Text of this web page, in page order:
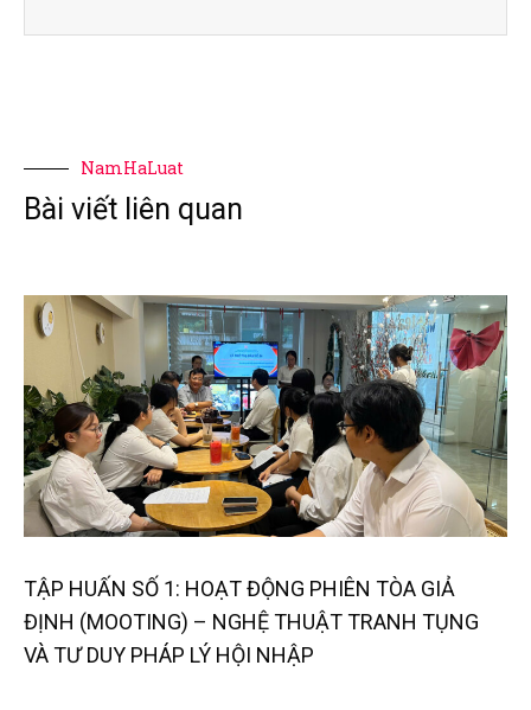
NamHaLuat
Bài viết liên quan
TẬP HUẤN SỐ 1: HOẠT ĐỘNG PHIÊN TÒA GIẢ
ĐỊNH (MOOTING) – NGHỆ THUẬT TRANH TỤNG
VÀ TƯ DUY PHÁP LÝ HỘI NHẬP